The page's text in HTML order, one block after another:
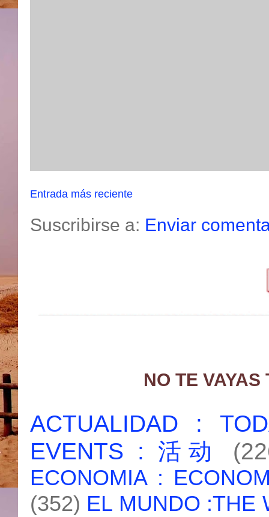
Entrada más reciente
Suscribirse a: Enviar
NO TE
ACTUALIDAD :
EVENTS : 活动
ECONOMIA :
(352) EL MUNDO :THE